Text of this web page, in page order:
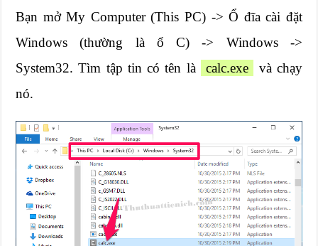
Bạn mở My Computer (This PC) -> Ổ đĩa cài đặt
Windows (thường là ổ C) -> Windows ->
System32. Tìm tập tin có tên là
calc.exe
và chạy
nó.